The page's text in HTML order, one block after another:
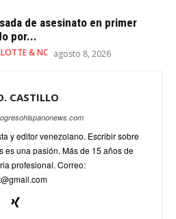
de asesinato en primer
por...
& NC agosto 8, 2026
CASTILLO
y editor venezolano. Escribir sobre
es una pasión. Más de 15 años de
profesional. Correo: